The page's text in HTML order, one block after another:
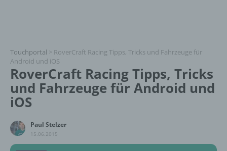
Touchportal > RoverCraft Racing Tipps, Tricks und Fahrzeuge für
Android und iOS
RoverCraft Racing Tipps, Tricks
und Fahrzeuge für Android und
iOS
Paul Stelzer
15.06.2015